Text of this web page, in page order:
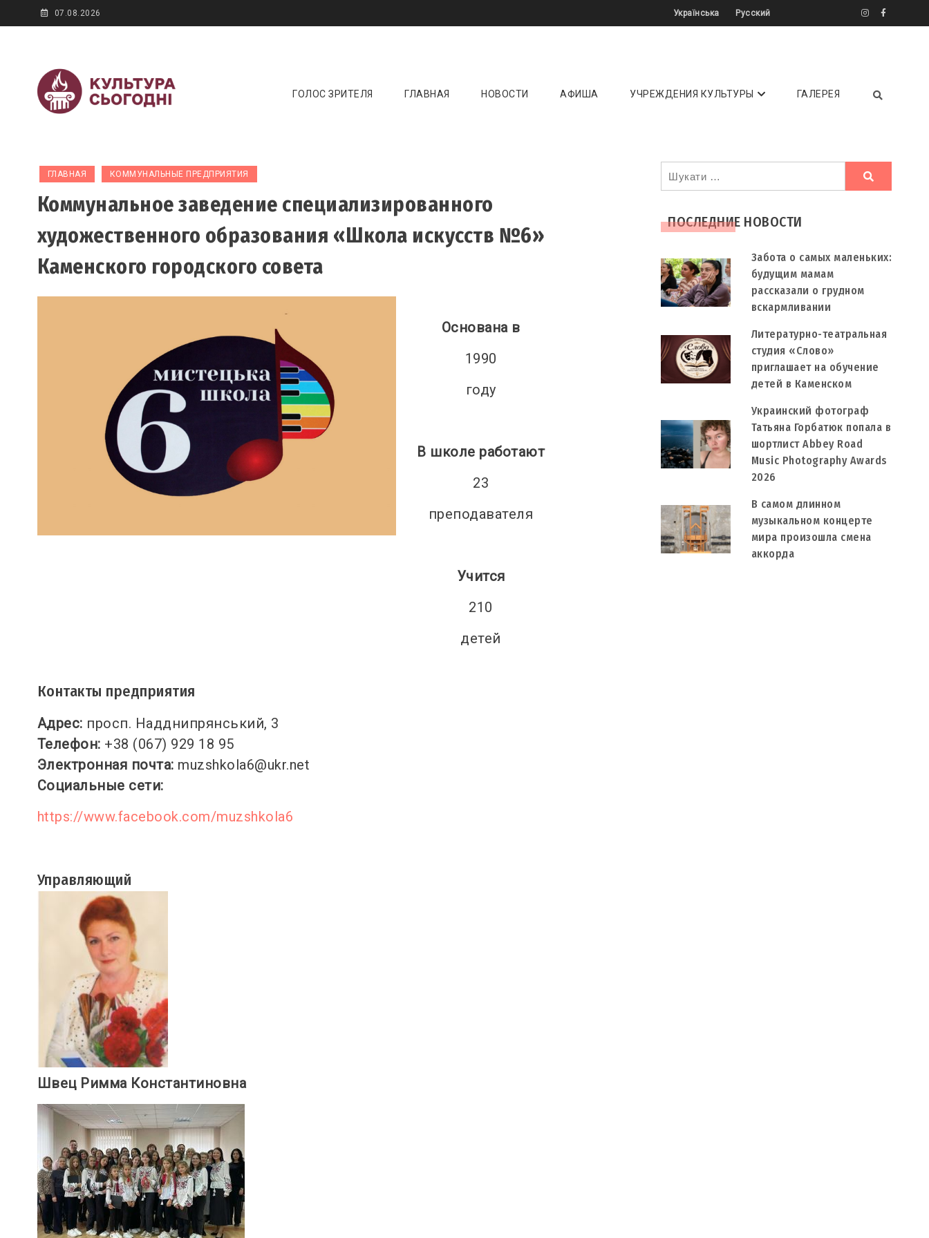
to
07.08.2026 Українська Русский
ktoday.com.ua
ГОЛОС ЗРИТЕЛЯ ГЛАВНАЯ НОВОСТИ АФИША УЧРЕЖДЕНИЯ КУЛЬТУРЫ ГАЛЕРЕЯ
ГЛАВНАЯ КОММУНАЛЬНЫЕ ПРЕДПРИЯТИЯ
Коммунальное заведение специализированного
художественного образования «Школа искусств №6»
Каменского городского совета
Основана в
1990
году
В школе работают
23
преподавателя
Учится
210
детей
Контакты предприятия
Адрес: просп. Надднипрянський, 3
Телефон: +38 (067) 929 18 95
Электронная почта: muzshkola6@ukr.net
Социальные сети:
https://www.facebook.com/muzshkola6
Управляющий
Швец Римма Константиновна
Ви
шукали
ПОСЛЕДНИЕ НОВОСТИ
Забота о самых маленьких:
будущим мамам
рассказали о грудном
вскармливании
Литературно-театральная
студия «Слово»
приглашает на обучение
детей в Каменском
Украинский фотограф
Татьяна Горбатюк попала в
шортлист Abbey Road
Music Photography Awards
2026
В самом длинном
музыкальном концерте
мира произошла смена
аккорда